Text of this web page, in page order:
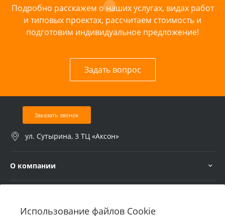
Использование файлов Cookie
Подробно расскажем о наших услугах, видах работ
и типовых проектах, рассчитаем стоимость и
подготовим индивидуальное предложение!
Задать вопрос
Заказать звонок
ул. Сутырина, 3 ТЦ «Аксон»
О компании